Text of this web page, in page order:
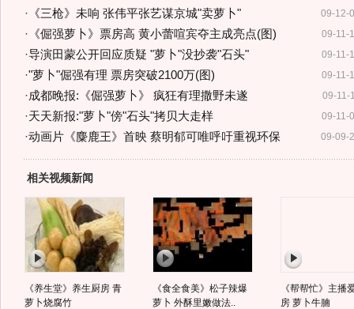
09-12-
· 《三枪》未响 张伟平张艺谋京城"卖萝卜"
09-11-
· 《倔强萝卜》票房高 黄小蕾喧宾夺主成亮点(图)
09-11-
·导演田蒙公开回应质疑 "萝卜"没抄袭"石头"
09-11-
·"萝卜"倔强有理 票房突破2100万(图)
09-11-
·成都晚报:《倔强萝卜》 疯狂有理撒野未遂
09-11-
·天天新报:"萝卜"傍"石头"拷贝大走样
09-09-
·动画片《麋鹿王》首映 蔡明郁可唯呼吁重视环保
相关视频新闻
《养生堂》养生厨房 青
萝卜烧腐竹
《食全食美》松子辣爆
萝卜 外酥里嫩做法..
《帮帮忙》主播
房 萝卜牛腩